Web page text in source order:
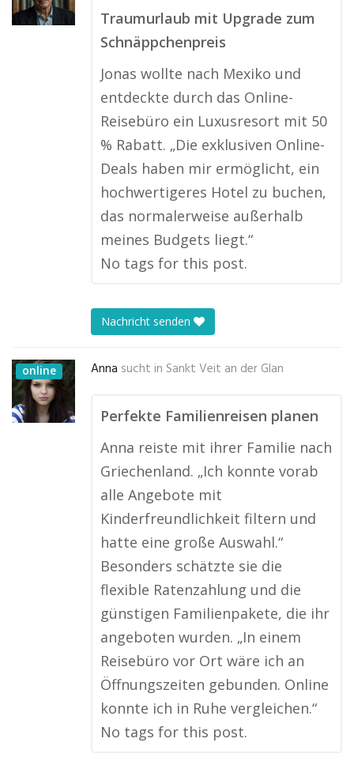
Traumurlaub mit Upgrade zum
Schnäppchenpreis
Jonas wollte nach Mexiko und
entdeckte durch das Online-
Reisebüro ein Luxusresort mit 50
% Rabatt. „Die exklusiven Online-
Deals haben mir ermöglicht, ein
hochwertigeres Hotel zu buchen,
das normalerweise außerhalb
meines Budgets liegt.“
No tags for this post.
Nachricht senden
online Anna sucht in Sankt Veit an der Glan
Perfekte Familienreisen planen
Anna reiste mit ihrer Familie nach
Griechenland. „Ich konnte vorab
alle Angebote mit
Kinderfreundlichkeit filtern und
hatte eine große Auswahl.“
Besonders schätzte sie die
flexible Ratenzahlung und die
günstigen Familienpakete, die ihr
angeboten wurden. „In einem
Reisebüro vor Ort wäre ich an
Öffnungszeiten gebunden. Online
konnte ich in Ruhe vergleichen.“
No tags for this post.